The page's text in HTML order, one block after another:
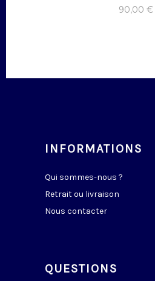
90,00 €
INFORMATIONS
Qui sommes-nous ?
Retrait ou livraison
Nous contacter
QUESTIONS